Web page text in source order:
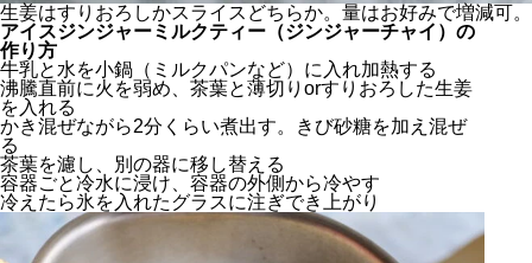
生姜はすりおろしかスライスどちらか。量はお好みで増減可。
アイスジンジャーミルクティー（ジンジャーチャイ）の
作り方
牛乳と水を小鍋（ミルクパンなど）に入れ加熱する
沸騰直前に火を弱め、茶葉と薄切りorすりおろした生姜
を入れる
かき混ぜながら2分くらい煮出す。きび砂糖を加え混ぜ
る
茶葉を濾し、別の器に移し替える
容器ごと冷水に浸け、容器の外側から冷やす
冷えたら氷を入れたグラスに注ぎでき上がり